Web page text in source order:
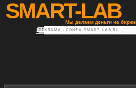
SMART-LAB
Мы делаем деньги на бирже
РЕКЛАМА • CONFA.SMART-LAB.RU